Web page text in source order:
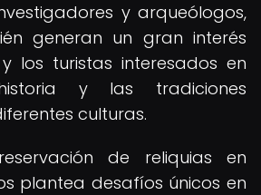
y arqueólogos,
generan un gran interés
los turistas interesados en
y las tradiciones
culturas.
de reliquias en
plantea desafíos únicos en